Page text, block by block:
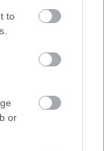
to
or
blokk új
költöző